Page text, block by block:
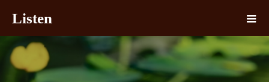
Listen